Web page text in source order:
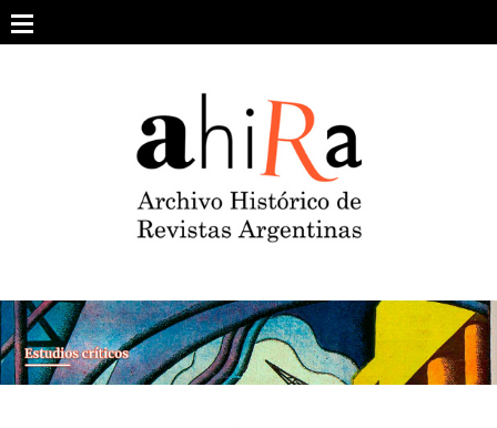
content
ARCHIVO DE REVISTAS
ESTUDIOS CRÍTICOS
INTEGRANTES